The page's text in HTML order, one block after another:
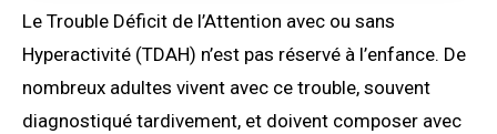
Le Trouble Déficit de l’Attention avec ou sans
Hyperactivité (TDAH) n’est pas réservé à l’enfance. De
nombreux adultes vivent avec ce trouble, souvent
diagnostiqué tardivement, et doivent composer avec